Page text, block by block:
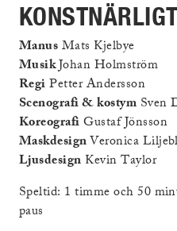
ManusMats Kjelbye
MusikJohan Holmström
RegiPetter Andersson
Scenografi & kostym Sven
KoreografiGustaf Jönsson
MaskdesignVeronica
Ljusdesign Kevin Taylor
Speltid: 1 timme och 50
paus